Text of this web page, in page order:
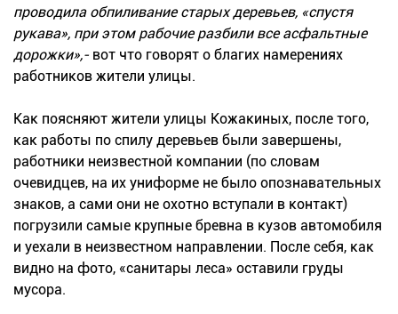
проводила обпиливание старых деревьев, «спустя
рукава», при этом рабочие разбили все асфальтные
дорожки»,- вот что говорят о благих намерениях
работников жители улицы.
Как поясняют жители улицы Кожакиных, после того,
как работы по спилу деревьев были завершены,
работники неизвестной компании (по словам
очевидцев, на их униформе не было опознавательных
знаков, а сами они не охотно вступали в контакт)
погрузили самые крупные бревна в кузов автомобиля
и уехали в неизвестном направлении. После себя, как
видно на фото, «санитары леса» оставили груды
мусора.